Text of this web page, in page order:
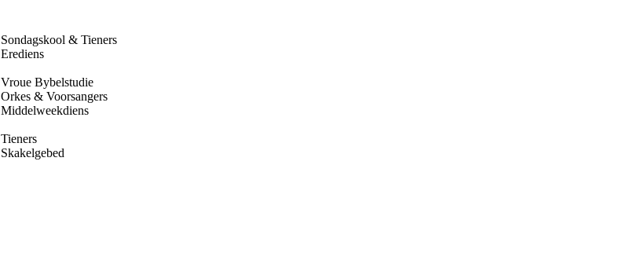
Sondagskool & Tieners
Erediens
Vroue Bybelstudie
Orkes & Voorsangers
Middelweekdiens
Tieners
Skakelgebed